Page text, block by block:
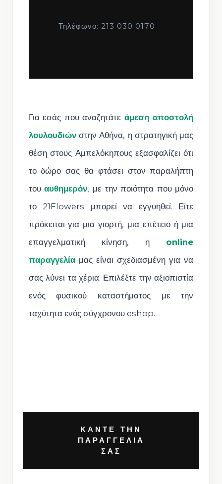
Τηλέφωνο: 213 030 0170
Για εσάς που αναζητάτε άμεση αποστολή
λουλουδιώνστην Αθήνα, η στρατηγική μας
θέση στους Αμπελόκηπους εξασφαλίζει ότι
το δώρο σας θα φτάσει στον παραλήπτη
τουαυθημερόν, με την ποιότητα που μόνο
το 21Flowers μπορεί να εγγυηθεί. Είτε
πρόκειται για μια γιορτή, μια επέτειο ή μια
επαγγελματική κίνηση, η online
παραγγελίαμας είναι σχεδιασμένη για να
σας λύνει τα χέρια. Επιλέξτε την αξιοπιστία
ενός φυσικού καταστήματος με την
ταχύτητα ενός σύγχρονου eshop.
ΚΑΝΤΕ ΤΗΝ
ΠΑΡΑΓΓΕΛΙΑ
ΣΑΣ